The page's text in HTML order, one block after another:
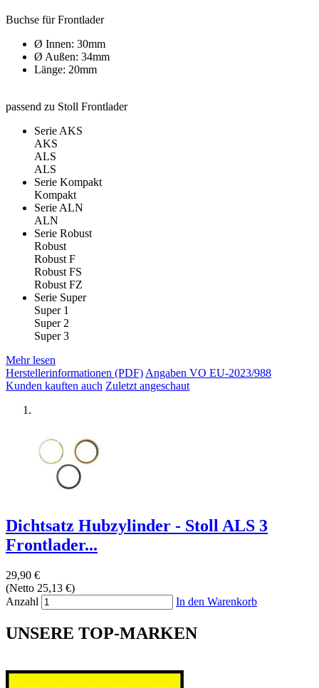
Buchse für Frontlader
Ø Innen: 30mm
Ø Außen: 34mm
Länge: 20mm
passend zu Stoll Frontlader
Serie AKS
AKS
ALS
ALS
Serie Kompakt
Kompakt
Serie ALN
ALN
Serie Robust
Robust
Robust F
Robust FS
Robust FZ
Serie Super
Super 1
Super 2
Super 3
Mehr lesen
Herstellerinformationen (PDF)Angaben VO EU-2023/988
Kunden kauften auch Zuletzt angeschaut
Dichtsatz Hubzylinder - Stoll ALS 3
Frontlader...
29,90 €
(Netto 25,13 €)
Anzahl
In den Warenkorb
UNSERE TOP-MARKEN